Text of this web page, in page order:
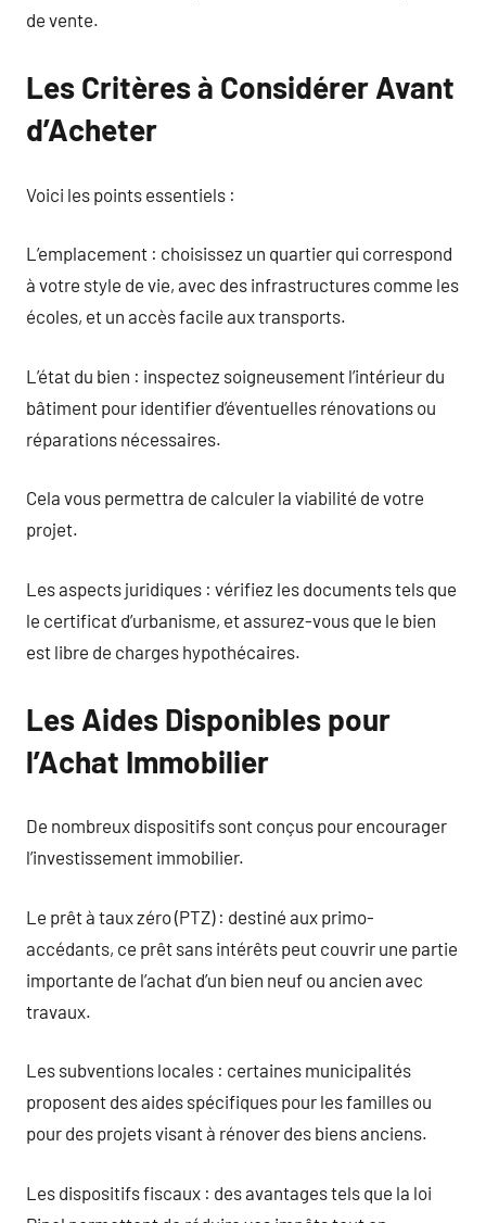
de vente.
Les Critères à Considérer Avant
d’Acheter
Voici les points essentiels :
L’emplacement : choisissez un quartier qui correspond
à votre style de vie, avec des infrastructures comme les
écoles, et un accès facile aux transports.
L’état du bien : inspectez soigneusement l’intérieur du
bâtiment pour identifier d’éventuelles rénovations ou
réparations nécessaires.
Cela vous permettra de calculer la viabilité de votre
projet.
Les aspects juridiques : vérifiez les documents tels que
le certificat d’urbanisme, et assurez-vous que le bien
est libre de charges hypothécaires.
Les Aides Disponibles pour
l’Achat Immobilier
De nombreux dispositifs sont conçus pour encourager
l’investissement immobilier.
Le prêt à taux zéro (PTZ) : destiné aux primo-
accédants, ce prêt sans intérêts peut couvrir une partie
importante de l’achat d’un bien neuf ou ancien avec
travaux.
Les subventions locales : certaines municipalités
proposent des aides spécifiques pour les familles ou
pour des projets visant à rénover des biens anciens.
Les dispositifs fiscaux : des avantages tels que la loi